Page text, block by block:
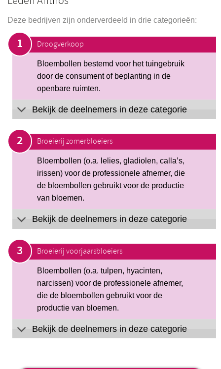
Deze bedrijven zijn onderverdeeld in drie categorieën:
Droogverkoop
Bloembollen bestemd voor het tuingebruik
door de consument of beplanting in de
openbare ruimten.
Bekijk de deelnemers in deze categorie
Broeierij zomerbloeiers
Bloembollen (o.a. lelies, gladiolen, calla’s,
irissen) voor de professionele afnemer, die
de bloembollen gebruikt voor de productie
van bloemen.
Bekijk de deelnemers in deze categorie
Broeierij voorjaarsbloeiers
Bloembollen (o.a. tulpen, hyacinten,
narcissen) voor de professionele afnemer,
die de bloembollen gebruikt voor de
productie van bloemen.
Bekijk de deelnemers in deze categorie